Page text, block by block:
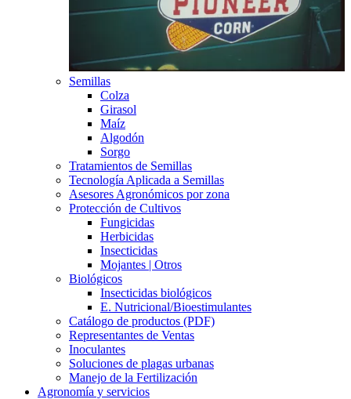
Semillas
Colza
Girasol
Maíz
Algodón
Sorgo
Tratamientos de Semillas
Tecnología Aplicada a Semillas
Asesores Agronómicos por zona
Protección de Cultivos
Fungicidas
Herbicidas
Insecticidas
Mojantes | Otros
Biológicos
Insecticidas biológicos
E. Nutricional/Bioestimulantes
Catálogo de productos (PDF)
Representantes de Ventas
Inoculantes
Soluciones de plagas urbanas
Manejo de la Fertilización
Agronomía y servicios